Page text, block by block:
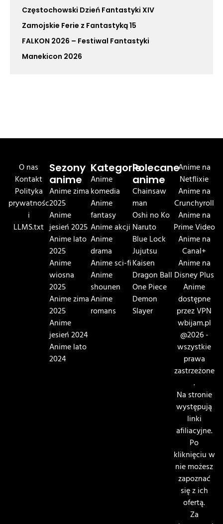
Częstochowski Dzień Fantastyki XIV
Zamojskie Ferie z Fantastyką 15
FALKON 2026 – Festiwal Fantastyki
Manekicon 2026
O nas
Kontakt
Polityka
prywatnośc
i
LLMS.txt
Sezony
anime
Anime zima
2025
Anime
jesień 2025
Anime lato
2025
Anime
wiosna
2025
Anime zima
2025
Anime
jesień 2024
Anime lato
2024
Kategorie
Anime
komedia
Anime
fantasy
Anime akcji
Anime
drama
Anime sci-fi
Anime
shounen
Anime
romans
Polecane
anime
Chainsaw
man
Oshi no Ko
Naruto
Blue Lock
Jujutsu
Kaisen
Dragon Ball
One Piece
Demon
Slayer
Anime na
Netflixie
Anime na
Crunchyroll
Anime na
Prime Video
Anime na
Canal+
Anime na
Disney Plus
Anime
dostępne
przez VPN
wbijam.pl
@2026 -
wszystkie
prawa
zastrzeżone
.
Na stronie
występują
linki
afiliacyjne.
Po
kliknięciu w
nie możesz
zapoznać
się z ich
ofertą.
Za